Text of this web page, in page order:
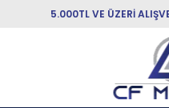
5.000TL VE ÜZERİ